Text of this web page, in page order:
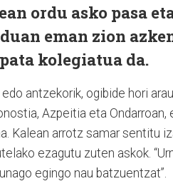
ordu asko pasa
eman zion
kolegiatua da.
antzekorik, ogibide hori
Azpeitia eta Ondarroan,
Kalean arrotz samar sentitu
ezagutu zuten askok.
egingo nau batzuentzat”.